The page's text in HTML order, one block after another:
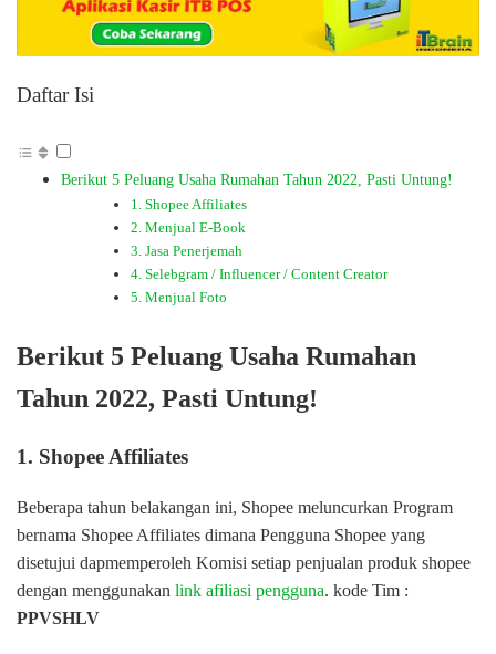
Daftar Isi
Berikut 5 Peluang Usaha Rumahan Tahun 2022, Pasti Untung!
1. Shopee Affiliates
2. Menjual E-Book
3. Jasa Penerjemah
4. Selebgram / Influencer / Content Creator
5. Menjual Foto
Berikut 5 Peluang Usaha Rumahan
Tahun 2022, Pasti Untung!
1. Shopee Affiliates
Beberapa tahun belakangan ini, Shopee meluncurkan Program
bernama Shopee Affiliates dimana Pengguna Shopee yang
disetujui dapmemperoleh Komisi setiap penjualan produk shopee
dengan menggunakan link afiliasi pengguna. kode Tim :
PPVSHLV